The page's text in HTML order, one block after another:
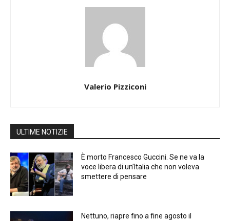
Valerio Pizziconi
ULTIME NOTIZIE
È morto Francesco Guccini. Se ne va la
voce libera di un’Italia che non voleva
smettere di pensare
Nettuno, riapre fino a fine agosto il